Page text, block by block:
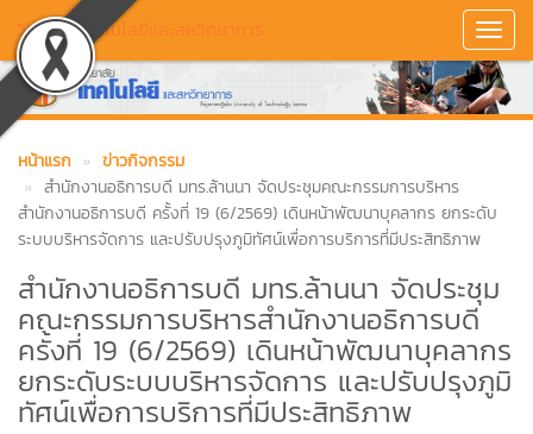
วิทยาลัยเทคโนโลยีและสหวิทยาการ
หน้าแรก
ข่าวกิจกรรม
สำนักงานอธิการบดี มทร.ล้านนา จัดประชุมคณะกรรมการบริหาร
สำนักงานอธิการบดี ครั้งที่ 19 (6/2569) เดินหน้าพัฒนาบุคลากร ยกระดับ
ระบบบริหารจัดการ และปรับปรุงภูมิทัศน์เพื่อการบริการที่มีประสิทธิภาพ
สำนักงานอธิการบดี มทร.ล้านนา จัดประชุม
คณะกรรมการบริหารสำนักงานอธิการบดี
ครั้งที่ 19 (6/2569) เดินหน้าพัฒนาบุคลากร
ยกระดับระบบบริหารจัดการ และปรับปรุงภูมิ
ทัศน์เพื่อการบริการที่มีประสิทธิภาพ